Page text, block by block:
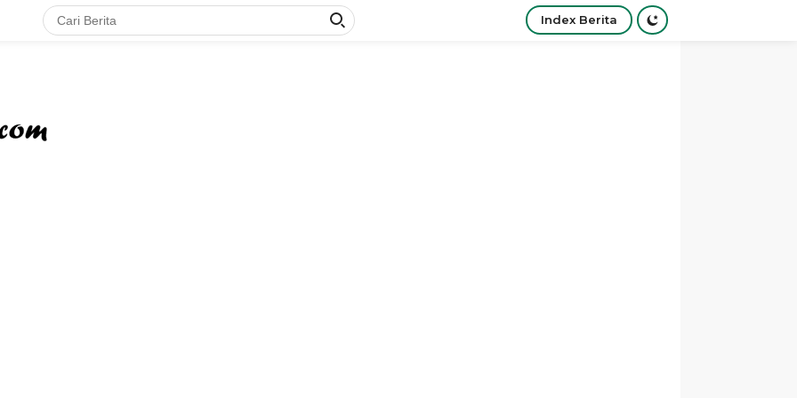
Index Berita